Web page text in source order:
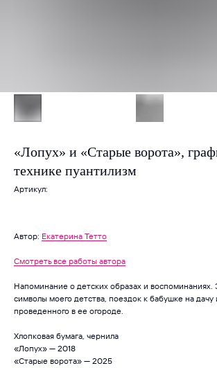
«Лопух» и «Старые ворота»,
технике пуантилизм
Артикул:
Автор: Екатерина Тетто
Смотреть все работы автора
Напоминание о детских образах и
символы моего детства, поездок к бабушке на
проведенного в ее огороде.
Хлопковая бумага, чернила
«Лопух» — 2018
«Старые ворота» — 2025